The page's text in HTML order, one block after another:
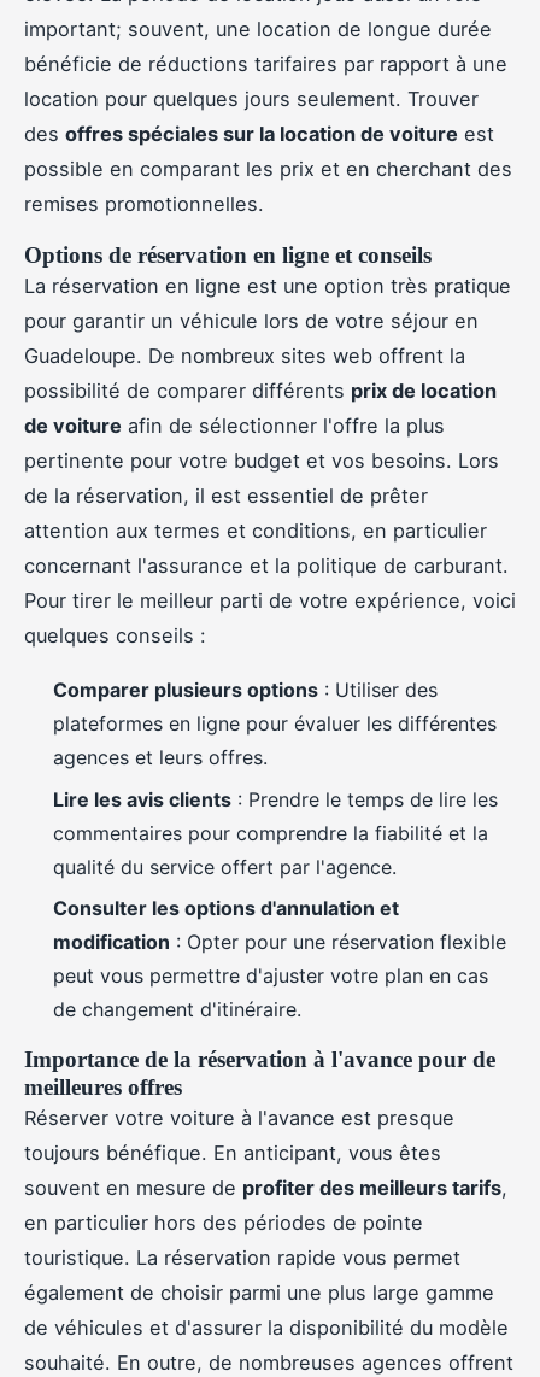
important; souvent, une location de longue durée
bénéficie de réductions tarifaires par rapport à une
location pour quelques jours seulement. Trouver
des offres spéciales sur la location de voiture est
possible en comparant les prix et en cherchant des
remises promotionnelles.
Options de réservation en ligne et conseils
La réservation en ligne est une option très pratique
pour garantir un véhicule lors de votre séjour en
Guadeloupe. De nombreux sites web offrent la
possibilité de comparer différents prix de location
de voiture afin de sélectionner l'offre la plus
pertinente pour votre budget et vos besoins. Lors
de la réservation, il est essentiel de prêter
attention aux termes et conditions, en particulier
concernant l'assurance et la politique de carburant.
Pour tirer le meilleur parti de votre expérience, voici
quelques conseils :
Comparer plusieurs options : Utiliser des
plateformes en ligne pour évaluer les différentes
agences et leurs offres.
Lire les avis clients : Prendre le temps de lire les
commentaires pour comprendre la fiabilité et la
qualité du service offert par l'agence.
Consulter les options d'annulation et
modification : Opter pour une réservation flexible
peut vous permettre d'ajuster votre plan en cas
de changement d'itinéraire.
Importance de la réservation à l'avance pour de
meilleures offres
Réserver votre voiture à l'avance est presque
toujours bénéfique. En anticipant, vous êtes
souvent en mesure de profiter des meilleurs tarifs,
en particulier hors des périodes de pointe
touristique. La réservation rapide vous permet
également de choisir parmi une plus large gamme
de véhicules et d'assurer la disponibilité du modèle
souhaité. En outre, de nombreuses agences offrent